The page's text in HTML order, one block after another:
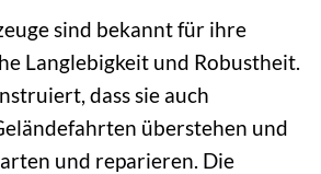
sind bekannt für ihre
Langlebigkeit und Robustheit.
dass sie auch
überstehen und
und reparieren. Die